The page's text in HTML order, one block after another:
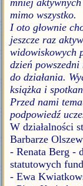
mimo wszystko.
I oto głownie
jeszcze raz
widowiskowych
dzień
do działania.
książka i
Przed nami
podpowiedź
W działalności
Barbarze
- Renata Berg -
statutowych
- Ewa